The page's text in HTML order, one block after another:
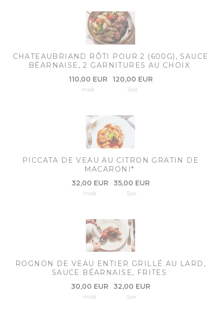
CHATEAUBRIAND RÔTI POUR 2 (600G), SAUCE
BÉARNAISE, 2 GARNITURES AU CHOIX
110,00 EUR
midi
120,00 EUR
Soir
PICCATA DE VEAU AU CITRON GRATIN DE
MACARONI*
32,00 EUR
midi
35,00 EUR
Soir
ROGNON DE VEAU ENTIER GRILLÉ AU LARD,
SAUCE BÉARNAISE, FRITES
30,00 EUR
midi
32,00 EUR
Soir